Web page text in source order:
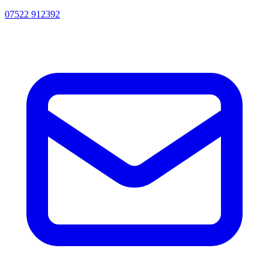
07522 912392